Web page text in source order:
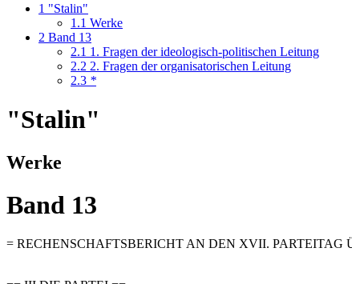
1 "Stalin"
1.1 Werke
2 Band 13
2.1 1. Fragen der ideologisch-politischen Leitung
2.2 2. Fragen der organisatorischen Leitung
2.3 *
"Stalin"
Werke
Band 13
= RECHENSCHAFTSBERICHT AN DEN XVII. PARTEITAG